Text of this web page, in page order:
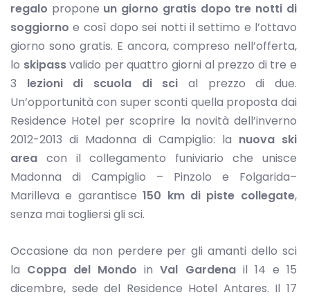
regalo propone un giorno gratis dopo tre notti di
soggiorno e così dopo sei notti il settimo e l’ottavo
giorno sono gratis. E ancora, compreso nell’offerta,
lo skipassvalido per quattro giorni al prezzo di tre e
3 lezioni di scuola di sci al prezzo di due.
Un’opportunità con super sconti quella proposta dai
Residence Hotel per scoprire la novità dell’inverno
2012-2013 di Madonna di Campiglio: la nuova ski
area con il collegamento funiviario che unisce
Madonna di Campiglio – Pinzolo e Folgarida–
Marilleva e garantisce150 km di piste collegate,
senza mai togliersi gli sci.
Occasione da non perdere per gli amanti dello sci
la Coppa del MondoinVal Gardenail 14 e 15
dicembre, sede del Residence Hotel Antares. Il 17